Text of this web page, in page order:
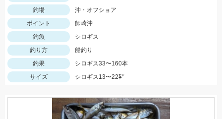
釣場
沖・オフショア
ポイント
師崎沖
釣魚
シロギス
釣り方
船釣り
釣果
シロギス33〜160本
サイズ
シロギス13〜22㌢